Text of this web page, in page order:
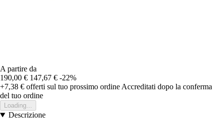
A partire da
190,00 € 147,67 € -22%
+7,38 € offerti sul tuo prossimo ordine Accreditati dopo la conferma
del tuo ordine
Loading...
Descrizione